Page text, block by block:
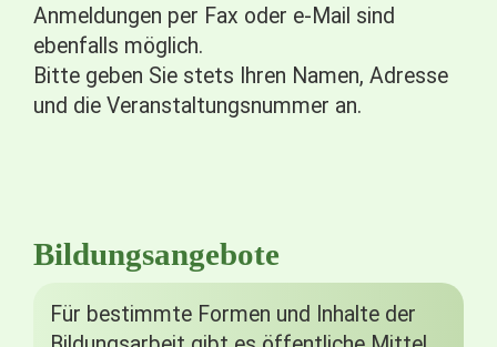
Anmeldungen per Fax oder e-Mail sind
ebenfalls möglich.
Bitte geben Sie stets Ihren Namen, Adresse
und die Veranstaltungsnummer an.
Bildungsangebote
Für bestimmte Formen und Inhalte der